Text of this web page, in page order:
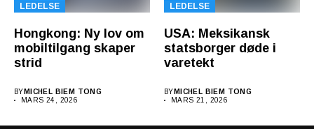
LEDELSE
Hongkong: Ny lov om
mobiltilgang skaper
strid
BY MICHEL BIEM TONG
MARS 24, 2026
LEDELSE
USA: Meksikansk
statsborger døde i
varetekt
BY MICHEL BIEM TONG
MARS 21, 2026